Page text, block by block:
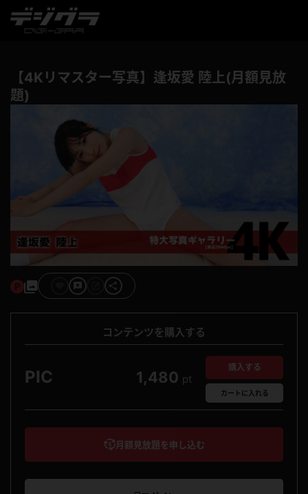
【4Kリマスター写真】逢坂愛 陸上(月額見放
題)
コンテンツを購入する
PIC 1,480 pt
購入する
カート に入れる
月額見放題を申し込む